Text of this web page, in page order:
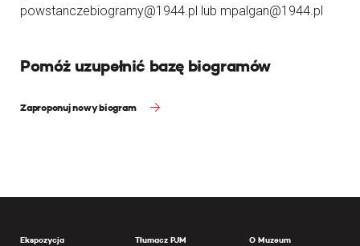
powstanczebiogramy@1944.pl lub mpalgan@1944.pl
Pomóż uzupełnić bazę biogramów
Zaproponuj nowy biogram
Ekspozycja Tłumacz PJM
O Muzeum